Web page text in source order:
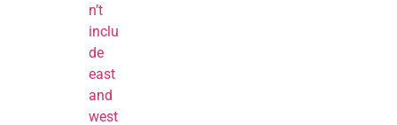
n’t
inclu
de
east
and
west